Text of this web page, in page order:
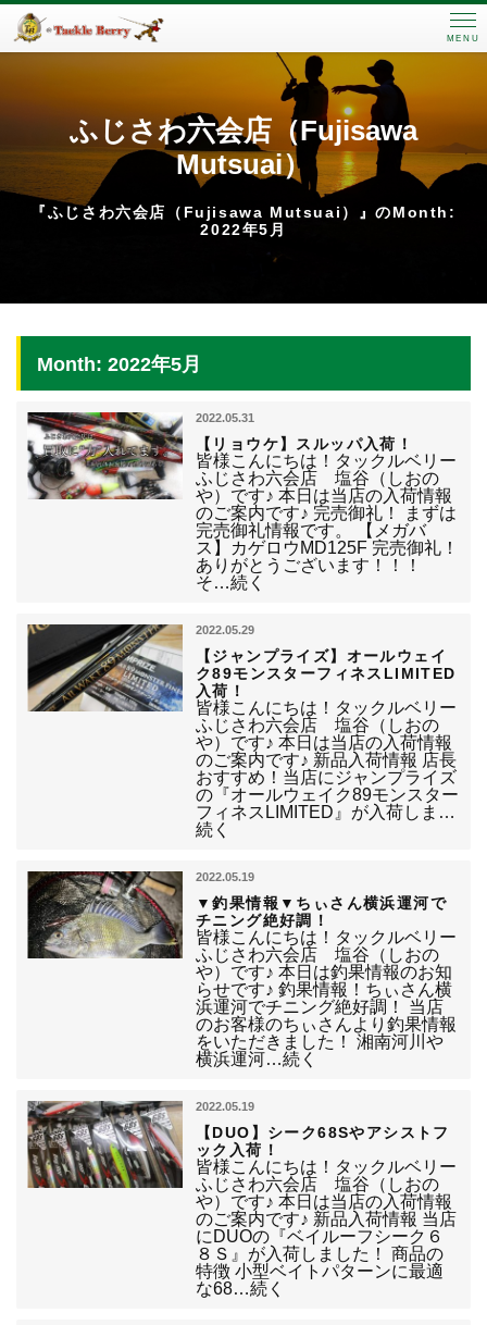
MENU
ふじさわ六会店（Fujisawa
Mutsuai）
『ふじさわ六会店（Fujisawa Mutsuai）』のMonth:
2022年5月
Month: 2022年5月
2022.05.31
【リョウケ】スルッパ入荷！
皆様こんにちは！タックルベリー
ふじさわ六会店 塩谷（しおの
や）です♪ 本日は当店の入荷情報
のご案内です♪ 完売御礼！ まずは
完売御礼情報です。 【メガバ
ス】カゲロウMD125F 完売御礼！
ありがとうございます！！！
そ…続く
2022.05.29
【ジャンプライズ】オールウェイ
ク89モンスターフィネスLIMITED
入荷！
皆様こんにちは！タックルベリー
ふじさわ六会店 塩谷（しおの
や）です♪ 本日は当店の入荷情報
のご案内です♪ 新品入荷情報 店長
おすすめ！当店にジャンプライズ
の『オールウェイク89モンスター
フィネスLIMITED』が入荷しま…
続く
2022.05.19
▼釣果情報▼ちぃさん横浜運河で
チニング絶好調！
皆様こんにちは！タックルベリー
ふじさわ六会店 塩谷（しおの
や）です♪ 本日は釣果情報のお知
らせです♪ 釣果情報！ちぃさん横
浜運河でチニング絶好調！ 当店
のお客様のちぃさんより釣果情報
をいただきました！ 湘南河川や
横浜運河…続く
2022.05.19
【DUO】シーク68Sやアシストフ
ック入荷！
皆様こんにちは！タックルベリー
ふじさわ六会店 塩谷（しおの
や）です♪ 本日は当店の入荷情報
のご案内です♪ 新品入荷情報 当店
にDUOの『ベイルーフシーク６
８Ｓ』が入荷しました！ 商品の
特徴 小型ベイトパターンに最適
な68…続く